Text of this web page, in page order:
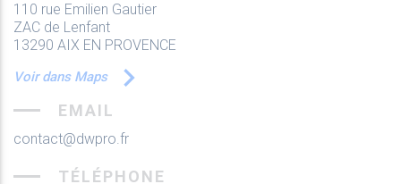
110 rue Emilien Gautier
ZAC de Lenfant
13290 AIX EN PROVENCE
Voir dans Maps
EMAIL
contact@dwpro.fr
TÉLÉPHONE